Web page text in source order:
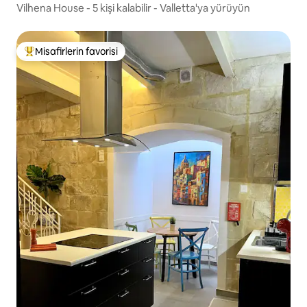
Vilhena House - 5 kişi kalabilir - Valletta'ya yürüyün
Misafirlerin favorilerinden en beğenilenler arasında
Misafirlerin favorisi